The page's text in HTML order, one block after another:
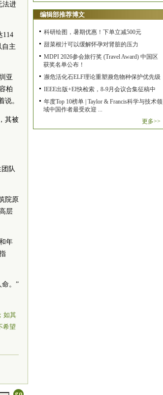
法进
114
自主
亚
柏
说。
其被
队
院原
层
年
。”
如其
希望
编辑部推荐博文
科研绘图，暑期优惠！下单立减500元
甜菜根汁可以缓解怀孕对肾脏的压力
MDPI 2026参会旅行奖 (Travel Award) 中国区
获奖名单公布！
濒危活化石ELF理论重塑濒危物种保护优先级
IEEE出版+EI快检索，8-9月会议合集征稿中
年度Top 10榜单 | Taylor & Francis科学与技术领
域中国作者最受欢迎 ...
更多>>